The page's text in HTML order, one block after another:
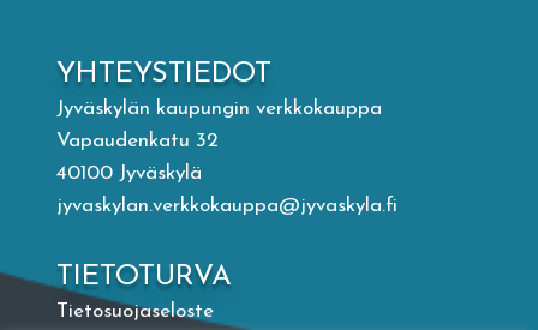
Valon Kaupunki
Lasten Lysti & LystiKylä-festivaali
English
YHTEYSTIEDOT
Jyväskylän kaupungin verkkokauppa
Vapaudenkatu 32
40100 Jyväskylä
jyvaskylan.verkkokauppa@jyvaskyla.fi
TIETOTURVA
Tietosuojaseloste